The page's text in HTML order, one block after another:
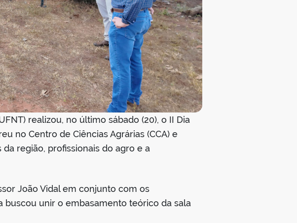
realizou, no último sábado (20), o II Dia
no Centro de Ciências Agrárias (CCA) e
região, profissionais do agro e a
João Vidal em conjunto com os
buscou unir o embasamento teórico da sala